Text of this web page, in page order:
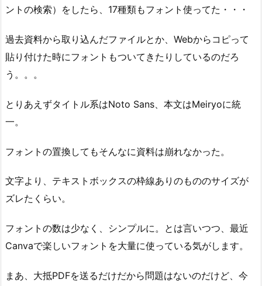
ントの検索）をしたら、17種類もフォント使ってた・・・
過去資料から取り込んだファイルとか、Webからコピって
貼り付けた時にフォントもついてきたりしているのだろ
う。。。
とりあえずタイトル系はNoto Sans、本文はMeiryoに統
一。
フォントの置換してもそんなに資料は崩れなかった。
文字より、テキストボックスの枠線ありのもののサイズが
ズレたくらい。
フォントの数は少なく、シンプルに。とは言いつつ、最近
Canvaで楽しいフォントを大量に使っている気がします。
まあ、大抵PDFを送るだけだから問題はないのだけど、今